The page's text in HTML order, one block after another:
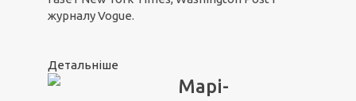
журналу Vogue.
Детальніше
Марі-